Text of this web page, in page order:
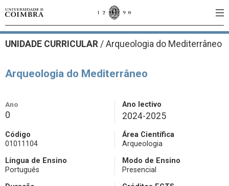
UNIDADE CURRICULAR / Arqueologia do Mediterrâneo
Arqueologia do Mediterrâneo
Ano
0
Ano lectivo
2024-2025
Código
01011104
Área Científica
Arqueologia
Língua de Ensino
Português
Modo de Ensino
Presencial